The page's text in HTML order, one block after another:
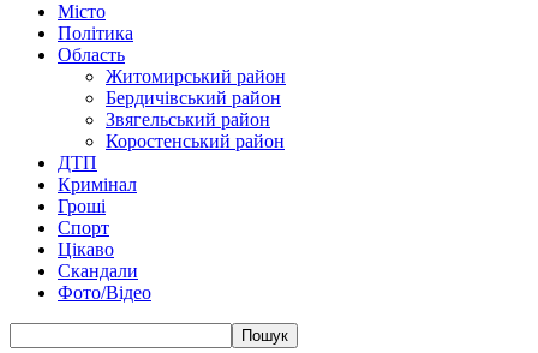
Місто
Політика
Область
Житомирський район
Бердичівський район
Звягельський район
Коростенський район
ДТП
Кримінал
Гроші
Спорт
Цікаво
Скандали
Фото/Відео